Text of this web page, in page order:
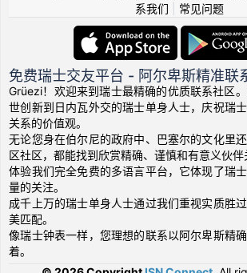
系我们
常见问题
免费瑞士交友平台 - 阿尔卑斯精准联
Grüezi！欢迎来到瑞士最精确的优质联系社区
世创新到日内瓦外交的瑞士单身人士，庆祝瑞
关系的价值观。
无论您身在伯尔尼的政府中、巴塞尔的文化里
区社区，都能找到欣赏精确、谨慎和有意义伙伴
体验我们完全免费的多语言平台，它体现了瑞
量的关注。
成千上万的瑞士单身人士通过我们重视实质胜
美匹配。
像瑞士钟表一样，您理想的联系以阿尔卑斯精
着。